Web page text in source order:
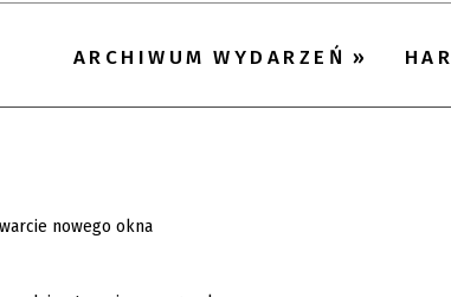
ARCHIWUM WYDARZEŃ